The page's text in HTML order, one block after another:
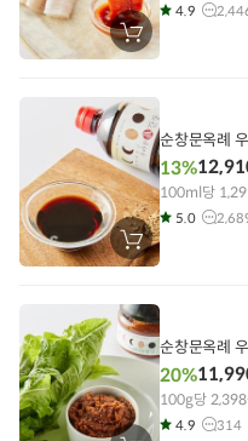
장
바
에
담
기
4.9
장
바
에
담
기
순창문옥례
13%
100ml당
5.0
순창문옥례
20%
100g당 2,398
4.9 314